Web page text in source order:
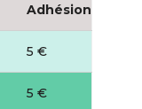
Adhésion
5 €
5 €